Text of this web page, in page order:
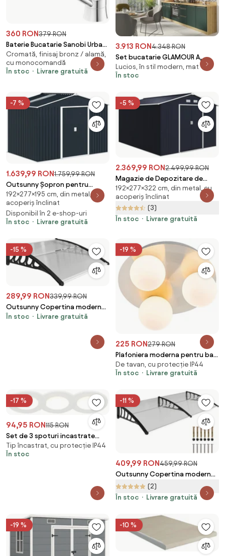
360 RON379 RON
Baterie Bucatarie Sanobi Urban,
pipa lunga, Argintiu, cartus
ceramic D 40 mm
Cromată, finisaj bronz / alamă,
cu monocomandă
În stoc
Livrare gratuită
3.913 RON4.348 RON
Set bucatarie GLAMOUR A,
carcasa stejar artisan/fronturi
verde mat, PA
Lucios, în stil modern, mat
În stoc
-7 %
1.639,99 RON1.759,99 RON
Outsunny Șopron pentru
Unelte cu Acoperiș Înclinat și Uși
Glisante Duble, 277x195x192
cm, Gri Închis | Aosom Romania
192×277×195 cm, din metal, cu
acoperiș înclinat
Disponibil în 2 e-shop-uri
În stoc
Livrare gratuită
-5 %
2.369,99 RON2.499,99 RON
Magazie de Depozitare de
277x322x192cm din Metal
pentru Unelte de Gradina cu Usi
Glisante Duble, Gri Inchis
Outsunny | Aosom RO
192×277×322 cm, din metal, cu
acoperiș înclinat
(3)
În stoc
Livrare gratuită
-15 %
289,99 RON339,99 RON
Outsunny Copertina moderna
din policarbonat, 110x60x18 cm,
În stoc Livrare gratuită
-19 %
225 RON279 RON
Plafoniera moderna pentru baie
din otel cu 3 lumini - Cederic
De tavan, cu protecție IP44
În stoc
Livrare gratuită
-17 %
94,95 RON115 RON
Set de 3 spoturi incastrate
pentru baie rotunde LED 5W alb
impermeabile - Blanca
Tip încastrat, cu protecție IP44
În stoc
-11 %
409,99 RON459,99 RON
Outsunny Copertina moderna
din PP, 200x96x27 cm, negru |
Aosom Romania
(2)
În stoc
Livrare gratuită
-19 % -10 %